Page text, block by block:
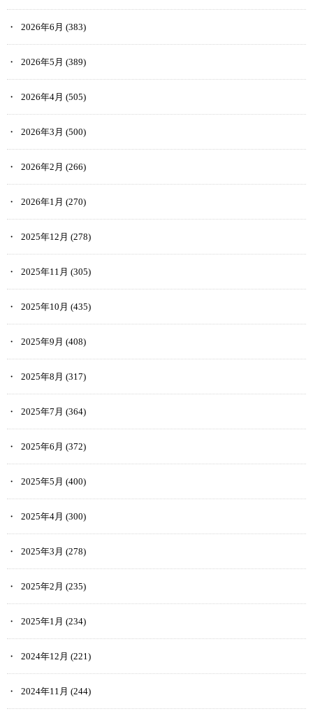
2026年6月 (383)
2026年5月 (389)
2026年4月 (505)
2026年3月 (500)
2026年2月 (266)
2026年1月 (270)
2025年12月 (278)
2025年11月 (305)
2025年10月 (435)
2025年9月 (408)
2025年8月 (317)
2025年7月 (364)
2025年6月 (372)
2025年5月 (400)
2025年4月 (300)
2025年3月 (278)
2025年2月 (235)
2025年1月 (234)
2024年12月 (221)
2024年11月 (244)